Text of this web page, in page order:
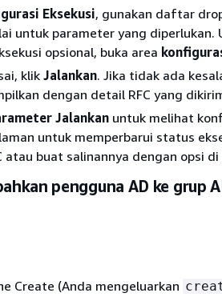
Eksekusi, gunakan daftar
untuk parameter yang diperlukan.
opsional, buka area
klik Jalankan. Jika tidak ada
dengan detail RFC yang
Jalankan untuk melihat
untuk memperbarui status
atau buat salinannya dengan opsi
pengguna AD ke grup
Create (Anda mengeluarkan